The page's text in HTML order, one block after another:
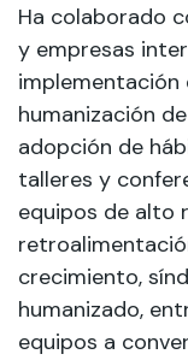
Ha colaborado
y empresas
implementación
humanización
adopción de
talleres y
equipos de alto
crecimiento,
humanizado,
equipos a